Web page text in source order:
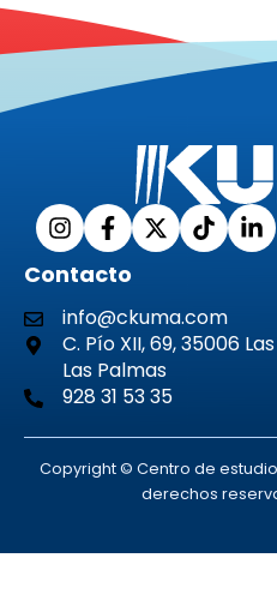
Contacto
info@ckuma.com
C. Pío XII, 69, 35006
Las Palmas
928 31 53 35
Copyright © Centro de
derechos